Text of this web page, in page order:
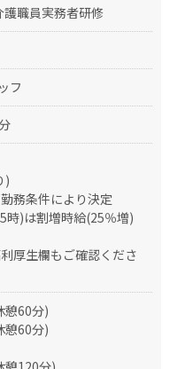
職員実務者研修
フ
)
務条件により決定
時)は割増時給(25％増)
厚生欄もご確認くださ
憩60分)
憩60分)